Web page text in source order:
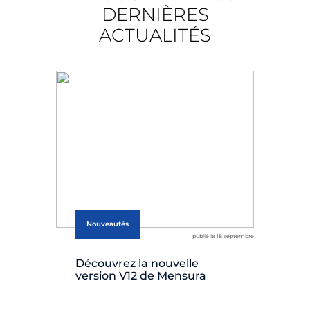
DERNIÈRES
ACTUALITÉS
Nouveautés
publié le 18 septembre
Découvrez la nouvelle
version V12 de Mensura